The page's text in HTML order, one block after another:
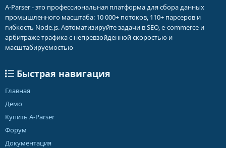
A-Parser - это профессиональная платформа для сбора данных
промышленного масштаба: 10 000+ потоков, 110+ парсеров и
гибкость Node.js. Автоматизируйте задачи в SEO, e-commerce и
арбитраже трафика с непревзойденной скоростью и
масштабируемостью
Быстрая навигация
Главная
Демо
Купить A-Parser
Форум
Документация